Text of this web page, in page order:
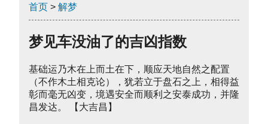
首页 > 解梦
梦见车没油了的吉凶指数
基础运乃木在上而土在下，顺应天地自然之配置
（不作木土相克论），犹若立于盘石之上，相得益
彰而毫无凶变，境遇安全而顺利之安泰成功，并隆
昌发达。 【大吉昌】